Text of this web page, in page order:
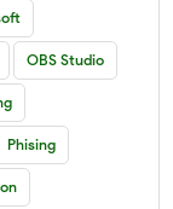
OBS Studio
Phising